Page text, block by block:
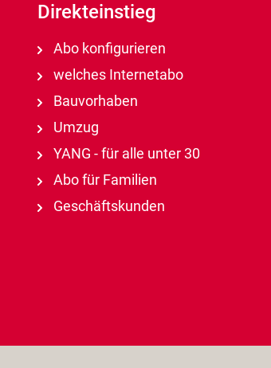
Direkteinstieg
Abo konfigurieren
welches Internetabo
Bauvorhaben
Umzug
YANG - für alle unter 30
Abo für Familien
Geschäftskunden